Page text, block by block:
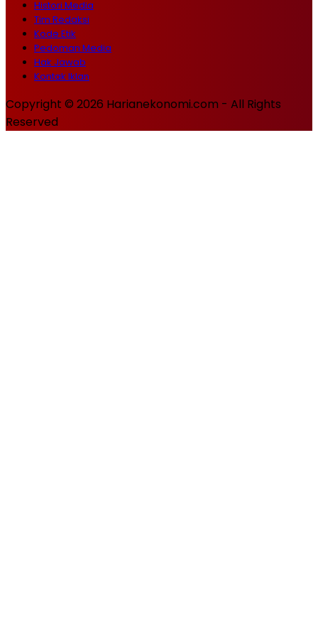
Histori Media
Tim Redaksi
Kode Etik
Pedoman Media
Hak Jawab
Kontak Iklan
Copyright © 2026 Harianekonomi.com - All Rights
Reserved